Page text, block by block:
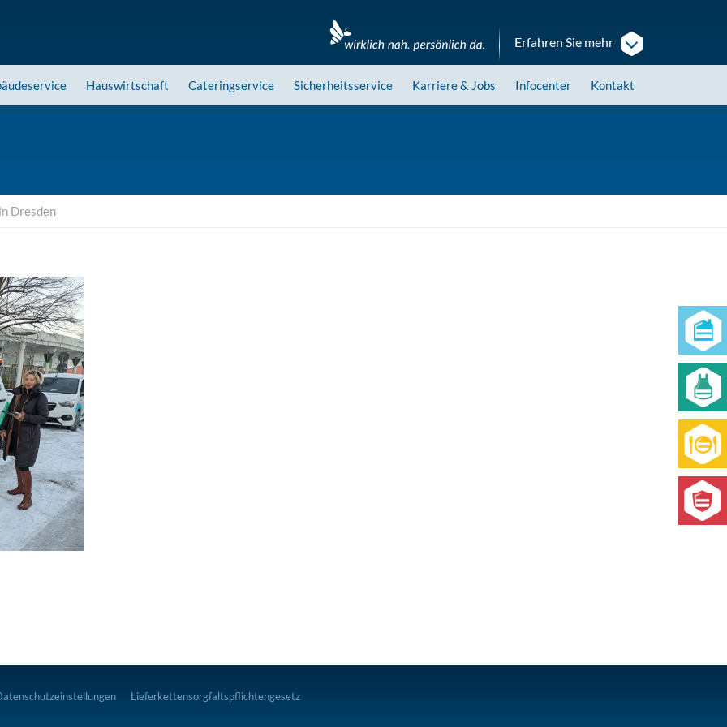
Erfahren Sie mehr
Hauswirtschaft Cateringservice Sicherheitsservice Karriere& Jobs Infocenter Kontakt
Dresden
Lieferkettensorgfaltspflichtengesetz